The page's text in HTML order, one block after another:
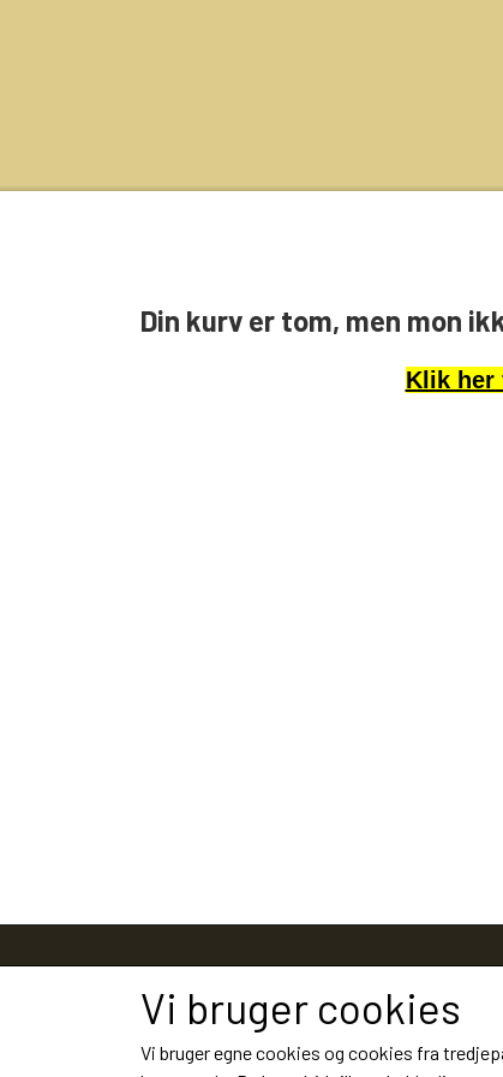
Din kurv er tom, men mon
Klik her
Vi bruger cookies
Vi bruger egne cookies og cookies fra